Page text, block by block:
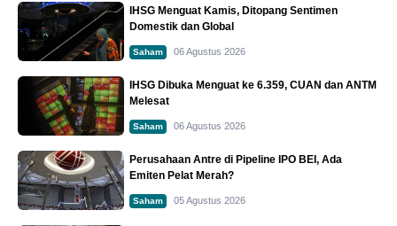
IHSG Menguat Kamis, Ditopang Sentimen
Domestik dan Global
Saham 06 Agustus 2026
IHSG Dibuka Menguat ke 6.359, CUAN dan ANTM
Melesat
Saham 06 Agustus 2026
Perusahaan Antre di Pipeline IPO BEI, Ada
Emiten Pelat Merah?
Saham 05 Agustus 2026